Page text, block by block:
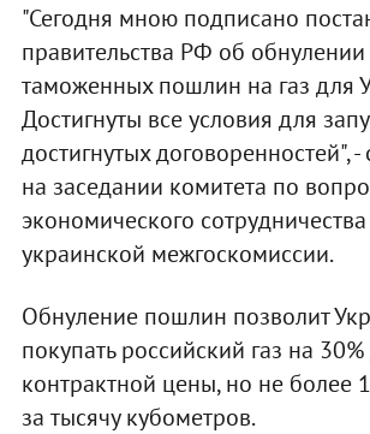
"Сегодня мною подписано
правительства РФ об
таможенных пошлин на газ для
Достигнуты все условия для
достигнутых договоренностей", -
на заседании комитета по
экономического
украинской межгоскомиссии.
Обнуление пошлин позволит
покупать российский газ на
контрактной цены, но не более
за тысячу кубометров.